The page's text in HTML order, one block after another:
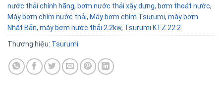
nước thải chính hãng, bơm nước thải xây dựng, bơm thoát nước,
Máy bơm chìm nước thải, Máy bơm chìm Tsurumi, máy bơm
Nhật Bản, máy bơm nước thải 2.2kw, Tsurumi KTZ 22.2
Thương hiệu: Tsurumi